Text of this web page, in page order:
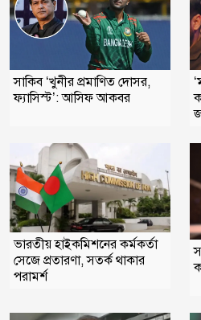
সাকিব ‘খুনীর প্রমাণিত দোসর,
ফ্যাসিস্ট’: আসিফ আকবর
ভারতীয় হাইকমিশনের কর্মকর্তা
সেজে প্রতারণা, সতর্ক থাকার
পরামর্শ